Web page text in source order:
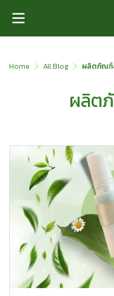
Home All Blog ผลิตภัณฑ์
ผลิต